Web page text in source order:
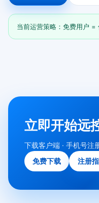
当前运营策略：免费用户 =
立即开始远
下载客户端 · 手机号注
免费下载
注册